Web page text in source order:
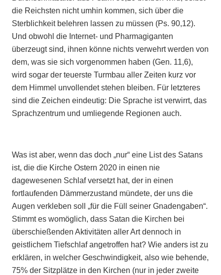
die Reichsten nicht umhin kommen, sich über die
Sterblichkeit belehren lassen zu müssen (Ps. 90,12).
Und obwohl die Internet- und Pharmagiganten
überzeugt sind, ihnen könne nichts verwehrt werden von
dem, was sie sich vorgenommen haben (Gen. 11,6),
wird sogar der teuerste Turmbau aller Zeiten kurz vor
dem Himmel unvollendet stehen bleiben. Für letzteres
sind die Zeichen eindeutig: Die Sprache ist verwirrt, das
Sprachzentrum und umliegende Regionen auch.
Was ist aber, wenn das doch „nur“ eine List des Satans
ist, die die Kirche Ostern 2020 in einen nie
dagewesenen Schlaf versetzt hat, der in einen
fortlaufenden Dämmerzustand mündete, der uns die
Augen verkleben soll „für die Füll seiner Gnadengaben“.
Stimmt es womöglich, dass Satan die Kirchen bei
überschießenden Aktivitäten aller Art dennoch in
geistlichem Tiefschlaf angetroffen hat? Wie anders ist zu
erklären, in welcher Geschwindigkeit, also wie behende,
75% der Sitzplätze in den Kirchen (nur in jeder zweite